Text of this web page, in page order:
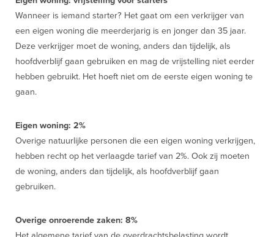
Wanneer is iemand starter? Het gaat om een verkrijger van
een eigen woning die meerderjarig is en jonger dan 35 jaar.
Deze verkrijger moet de woning, anders dan tijdelijk, als
hoofdverblijf gaan gebruiken en mag de vrijstelling niet eerder
hebben gebruikt. Het hoeft niet om de eerste eigen woning te
gaan.
Eigen woning: 2%
Overige natuurlijke personen die een eigen woning verkrijgen,
hebben recht op het verlaagde tarief van 2%. Ook zij moeten
de woning, anders dan tijdelijk, als hoofdverblijf gaan
gebruiken.
Overige onroerende zaken: 8%